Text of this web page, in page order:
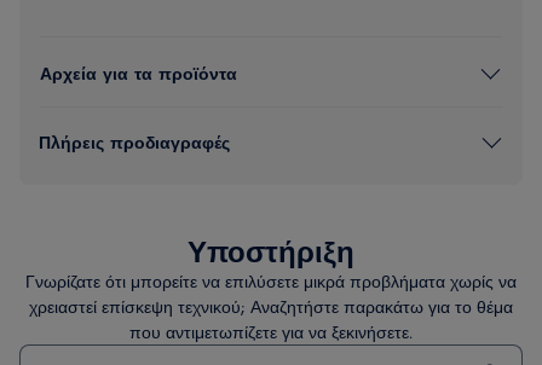
Αρχεία για τα προϊόντα
Πλήρεις προδιαγραφές
Υποστήριξη
Γνωρίζατε ότι μπορείτε να επιλύσετε μικρά προβλήματα χωρίς να
χρειαστεί επίσκεψη τεχνικού; Αναζητήστε παρακάτω για το θέμα
που αντιμετωπίζετε για να ξεκινήσετε.
Τύπος για αναζήτηση άρθρων υποστήριξης